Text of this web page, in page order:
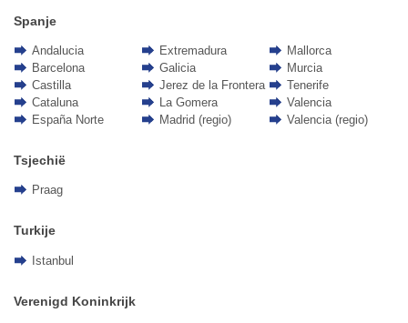
Spanje
Andalucia
Barcelona
Castilla
Cataluna
España Norte
Extremadura
Galicia
Jerez de la Frontera
La Gomera
Madrid (regio)
Mallorca
Murcia
Tenerife
Valencia
Valencia (regio)
Tsjechië
Praag
Turkije
Istanbul
Verenigd Koninkrijk